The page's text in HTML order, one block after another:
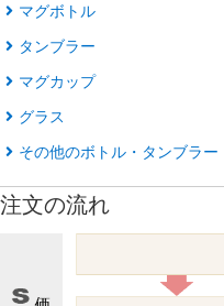
マグボトル
タンブラー
マグカップ
グラス
その他のボトル・タンブラー
注文の流れ